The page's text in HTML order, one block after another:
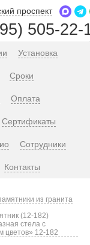
проспект
505-22-
Установка
Сроки
Оплата
Сертификаты
Сотрудники
Контакты
из гранита
(12-182)
стела с
цветов» 12-182